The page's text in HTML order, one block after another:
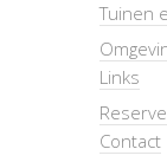
Tuinen
Links
Contact